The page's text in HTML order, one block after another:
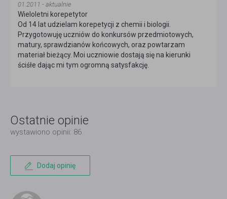
01.2011 - aktualnie
Wieloletni korepetytor
Od 14 lat udzielam korepetycji z chemii i biologii.
Przygotowuję uczniów do konkursów przedmiotowych,
matury, sprawdzianów końcowych, oraz powtarzam
materiał bieżący. Moi uczniowie dostają się na kierunki
ściśłe dając mi tym ogromną satysfakcję.
Ostatnie opinie
wystawiono opinii: 86
Dodaj opinię